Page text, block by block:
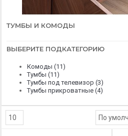
ТУМБЫ И КОМОДЫ
ВЫБЕРИТЕ ПОДКАТЕГОРИЮ
Комоды (11)
Тумбы (11)
Тумбы под телевизор (3)
Тумбы прикроватные (4)